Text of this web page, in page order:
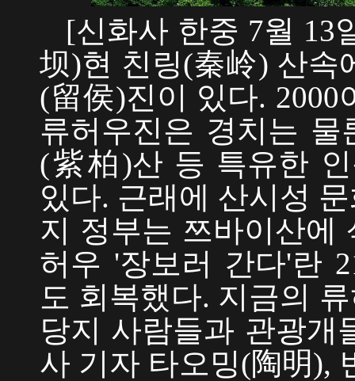
[신화사 한중 7월 13
坝)현 친링(秦岭) 산속
(留侯)진이 있다. 2000
류허우진은 경치는
(紫柏)산 등 특유한
있다. 근래에 산시성
지 정부는 쯔바이산에
허우 '장보러 간다'란
도 회복했다. 지금의
당지 사람들과 관광개
사 기자 타오밍(陶明),